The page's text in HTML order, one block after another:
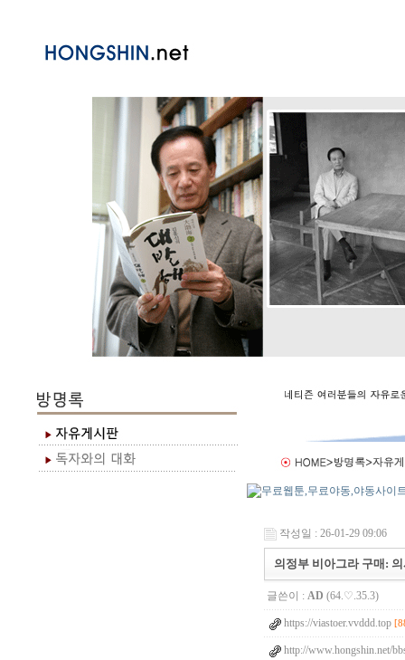
작성일 : 26-01-29 09:06
의정부 비아그라 구매:
글쓴이 : AD (64.♡.35.3)
https://viastoer.vvddd.top
http://www.hongshin.net/